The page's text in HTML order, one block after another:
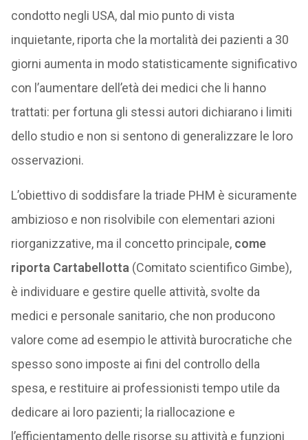
condotto negli USA, dal mio punto di vista
inquietante, riporta che la mortalità dei pazienti a 30
giorni aumenta in modo statisticamente significativo
con l’aumentare dell’età dei medici che li hanno
trattati: per fortuna gli stessi autori dichiarano i limiti
dello studio e non si sentono di generalizzare le loro
osservazioni.
L’obiettivo di soddisfare la triade PHM è sicuramente
ambizioso e non risolvibile con elementari azioni
riorganizzative, ma il concetto principale, come
riporta Cartabellotta (Comitato scientifico Gimbe),
è individuare e gestire quelle attività, svolte da
medici e personale sanitario, che non producono
valore come ad esempio le attività burocratiche che
spesso sono imposte ai fini del controllo della
spesa, e restituire ai professionisti tempo utile da
dedicare ai loro pazienti; la riallocazione e
l’efficientamento delle risorse su attività e funzioni